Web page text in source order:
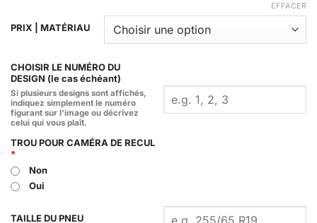
PRIX | MATÉRIAU
EFFACER
CHOISIR LE NUMÉRO DU
DESIGN (le cas échéant)
Si plusieurs designs sont affichés,
indiquez simplement le numéro
figurant sur l'image ou décrivez
celui qui vous plaît.
TROU POUR CAMÉRA DE RECUL
*
Non
Oui
TAILLE DU PNEU